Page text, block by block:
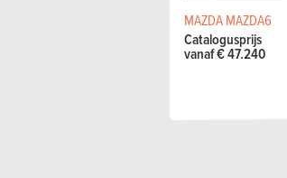
MAZDA MAZDA6
Catalogusprijs
vanaf € 47.240